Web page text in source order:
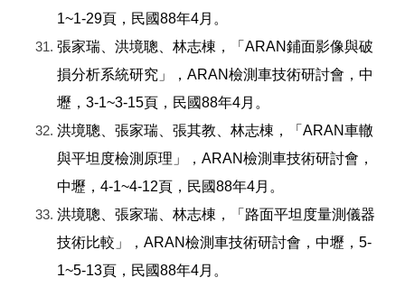
1~1-29頁，民國88年4月。
張家瑞、洪境聰、林志棟，「ARAN鋪面影像與破
損分析系統研究」，ARAN檢測車技術研討會，中
壢，3-1~3-15頁，民國88年4月。
洪境聰、張家瑞、張其教、林志棟，「ARAN車轍
與平坦度檢測原理」，ARAN檢測車技術研討會，
中壢，4-1~4-12頁，民國88年4月。
洪境聰、張家瑞、林志棟，「路面平坦度量測儀器
技術比較」，ARAN檢測車技術研討會，中壢，5-
1~5-13頁，民國88年4月。